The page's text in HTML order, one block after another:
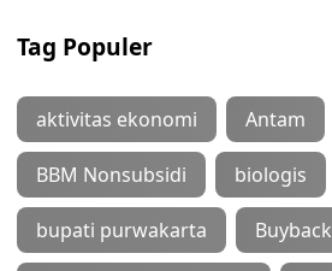
Tag Populer
aktivitas ekonomi Antam
BBM Nonsubsidi biologis
bupati purwakarta Buyback